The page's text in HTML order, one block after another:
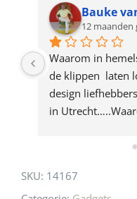
product
Bauke
12 maanden
Waarom in
de klippen  laten
design
in
SKU: 14167